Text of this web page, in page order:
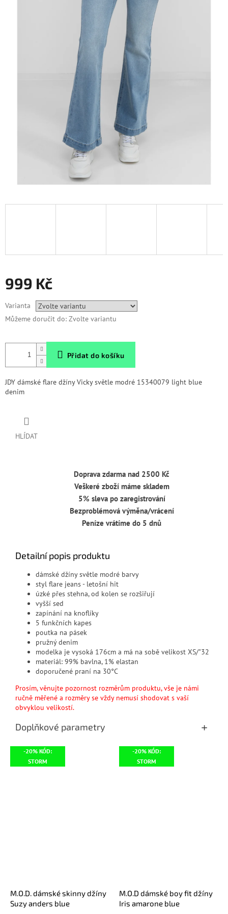
999 Kč
cena:
Varianta
Můžeme doručit do: Zvolte variantu
Přidat do košíku
JDY dámské flare džíny Vicky světle modré 15340079 light blue
denim
HLÍDAT
Doprava zdarma nad 2500 Kč
Veškeré zboží máme skladem
5% sleva po zaregistrování
Bezproblémová výměna/vrácení
Peníze vrátíme do 5 dnů
Detailní popis produktu
dámské džíny světle modré barvy
styl flare jeans - letošní hit
úzké přes stehna, od kolen se rozšiřují
vyšší sed
zapínání na knoflíky
5 funkčních kapes
poutka na pásek
pružný denim
modelka je vysoká 176cm a má na sobě velikost XS/"32
materiál: 99% bavlna, 1% elastan
doporučené praní na 30°C
Prosím, věnujte pozornost rozměrům produktu, vše je námi
ručně měřené a rozměry se vždy nemusí shodovat s vaší
obvyklou velikostí.
Doplňkové parametry
-20% KÓD:
STORM
M.O.D. dámské skinny džíny
Suzy anders blue
-20% KÓD:
STORM
M.O.D dámské boy fit džíny
Iris amarone blue